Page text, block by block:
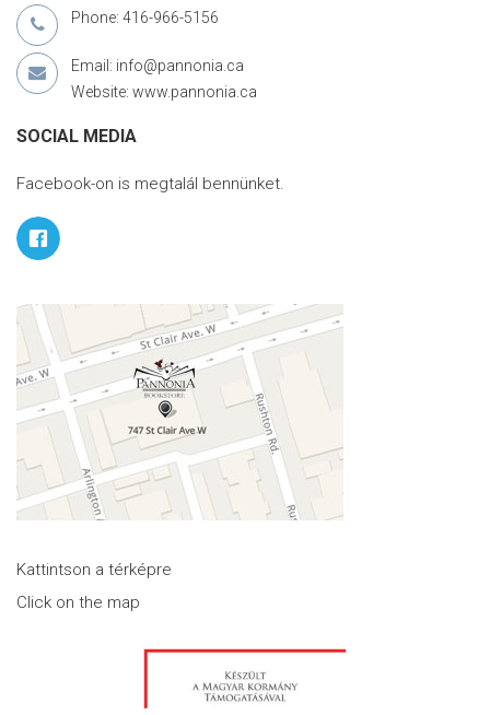
Phone: 416-966-5156
Email: info@pannonia.ca
Website: www.pannonia.ca
SOCIAL MEDIA
Facebook-on is megtalál bennünket.
Kattintson a térképre
Click on the map